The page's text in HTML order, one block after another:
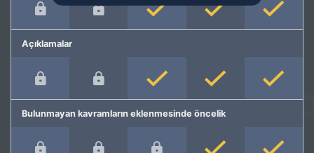
Açıklamalar
Bulunmayan kavramların eklenmesinde öncelik